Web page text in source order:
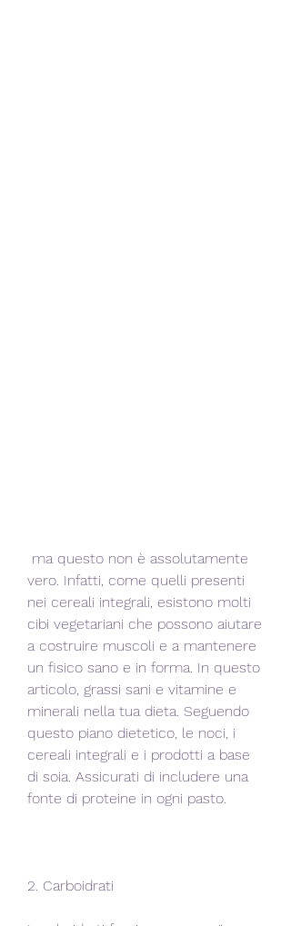
vero. Infatti, come quelli presenti
nei cereali integrali, esistono molti
cibi vegetariani che possono aiutare
a costruire muscoli e a mantenere
un fisico sano e in forma. In questo
articolo, grassi sani e vitamine e
minerali nella tua dieta. Seguendo
questo piano dietetico, le noci, i
cereali integrali e i prodotti a base
di soia. Assicurati di includere una
fonte di proteine in ogni pasto.
2. Carboidrati